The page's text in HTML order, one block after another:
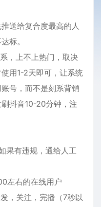
送给复合度最高的人
标。
，上不上热门，取决
用1-2天即可，让系统
号，而不是刻系背销
抖音10-20分钟，注
果有违规，通给人工
左右的在线用户
，关注，完播（7秒以